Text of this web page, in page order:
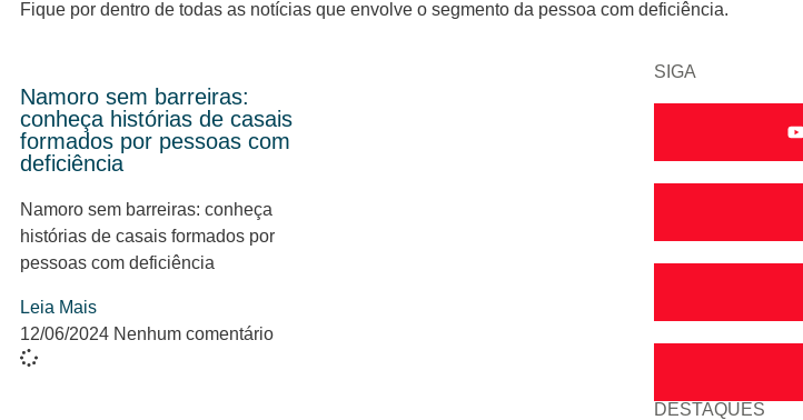
Fique por dentro de todas as notícias que envolve o segmento da pessoa com deficiência.
Namoro sem barreiras:
conheça histórias de casais
formados por pessoas com
deficiência
Namoro sem barreiras: conheça
histórias de casais formados por
pessoas com deficiência
Leia Mais
12/06/2024 Nenhum comentário
SIGA
DESTAQUES